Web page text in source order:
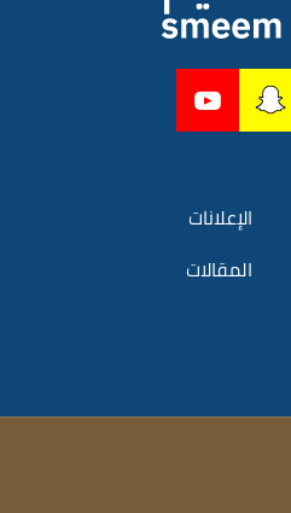
الإعلانات
المقالات